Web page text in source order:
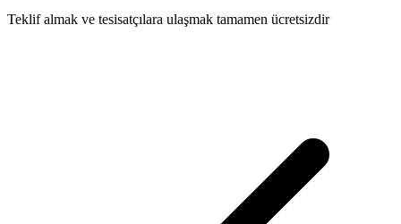
Teklif almak ve tesisatçılara ulaşmak tamamen ücretsizdir